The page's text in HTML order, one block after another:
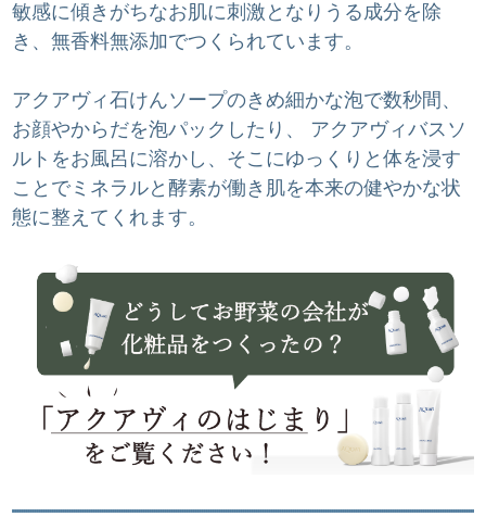
敏感に傾きがちなお肌に刺激となりうる成分を除
き、無香料無添加でつくられています。
アクアヴィ石けんソープのきめ細かな泡で数秒間、
お顔やからだを泡パックしたり、 アクアヴィバスソ
ルトをお風呂に溶かし、そこにゆっくりと体を浸す
ことでミネラルと酵素が働き肌を本来の健やかな状
態に整えてくれます。